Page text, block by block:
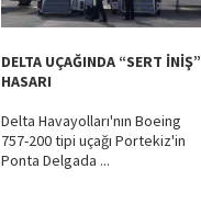
DELTA UÇAĞINDA “SERT İNİŞ”
HASARI
Delta Havayolları'nın Boeing
757-200 tipi uçağı Portekiz'in
Ponta Delgada ...